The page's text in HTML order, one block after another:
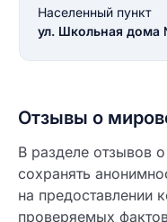
Населенный пункт
ул. Школьная дома
Отзывы о
В разделе отзывов
сохранять
на предоставлении
проверяемых
Введите свое